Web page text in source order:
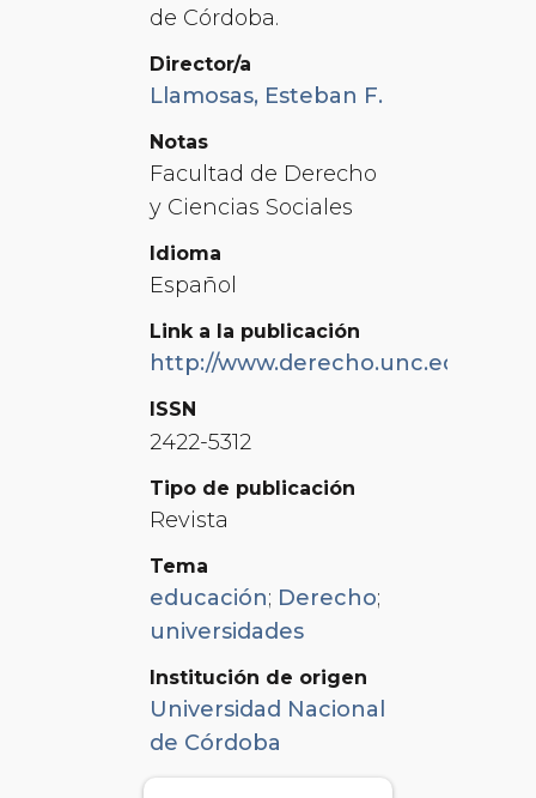
de Córdoba.
Director/a
Llamosas, Esteban F.
Notas
Facultad de Derecho
y Ciencias Sociales
Idioma
Español
Link a la publicación
http://www.derecho.unc.edu.ar/
ISSN
2422-5312
Tipo de publicación
Revista
Tema
educación; Derecho;
universidades
Institución de origen
Universidad Nacional
de Córdoba